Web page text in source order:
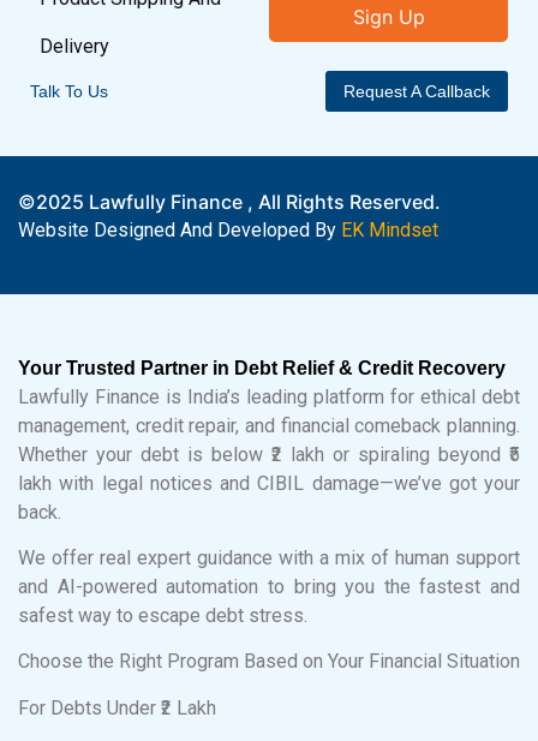
Delivery
Sign Up
Talk To Us Request A Callback
©2025 Lawfully Finance , All Rights Reserved.
Website Designed And Developed By EK Mindset
Your Trusted Partner in Debt Relief & Credit Recovery
Lawfully Finance is India’s leading platform for ethical debt
management, credit repair, and financial comeback planning.
Whether your debt is below ₹2 lakh or spiraling beyond ₹5
lakh with legal notices and CIBIL damage—we’ve got your
back.
We offer real expert guidance with a mix of human support
and AI-powered automation to bring you the fastest and
safest way to escape debt stress.
Choose the Right Program Based on Your Financial Situation
For Debts Under ₹2 Lakh